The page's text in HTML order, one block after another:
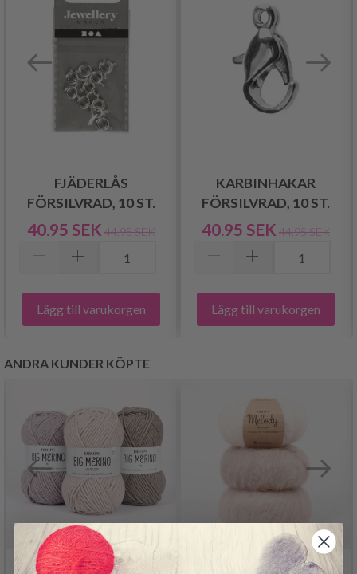
FJÄDERLÅS
FÖRSILVRAD, 10 ST.
40.95 SEK 44.95 SEK
Lägg till varukorgen
KARBINHAKAR
FÖRSILVRAD, 10 ST.
40.95 SEK 44.95 SEK
Lägg till varukorgen
ANDRA KUNDER KÖPTE